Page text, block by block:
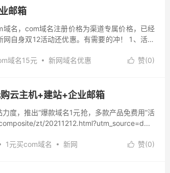
邮箱
名，com域名注册价格为渠道专属价格，已经
自身双12活动还优惠。有需要的冲！ 1、活动
 赞(0)
域名15元 新网域名优惠
云主机+建站+企业邮箱
度，推出“爆款域名1元抢，多款产品免费用”活
zt/20211212.html?utm_source=d...
 赞(0)
1元买com域名
新网